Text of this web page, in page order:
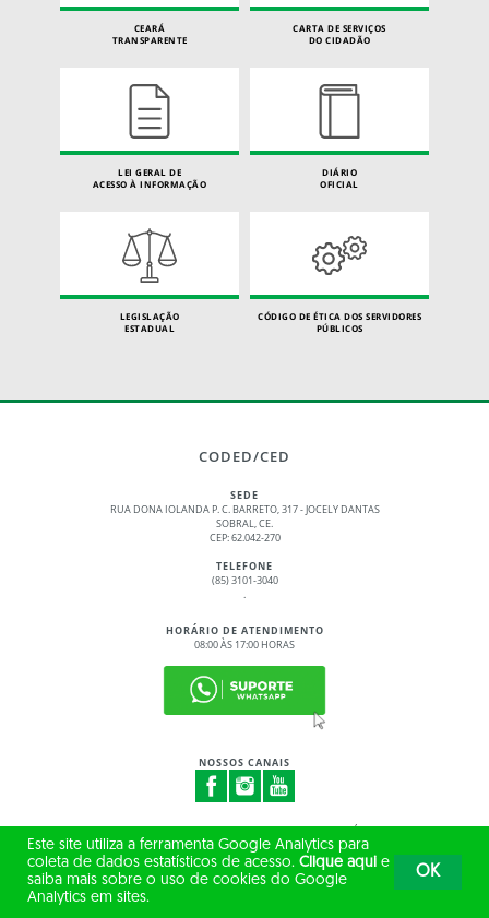
CEARÁ
TRANSPARENTE
CARTA DE SERVIÇOS
DO CIDADÃO
LEI GERAL DE
ACESSO À INFORMAÇÃO
DIÁRIO
OFICIAL
LEGISLAÇÃO
ESTADUAL
CÓDIGO DE ÉTICA DOS SERVIDORES
PÚBLICOS
CODED/CED
SEDE
RUA DONA IOLANDA P. C. BARRETO, 317 - JOCELY DANTAS
SOBRAL, CE.
CEP: 62.042-270
TELEFONE
(85) 3101-3040
.
HORÁRIO DE ATENDIMENTO
08:00 ÀS 17:00 HORAS
NOSSOS CANAIS
© 2017 - 2026 – GOVERNO DO ESTADO DO CEARÁ
TODOS OS DIREITOS RESERVADOS
Este site utiliza a ferramenta Google Analytics para
coleta de dados estatísticos de acesso. Clique aqui e
saiba mais sobre o uso de cookies do Google
Analytics em sites.
OK